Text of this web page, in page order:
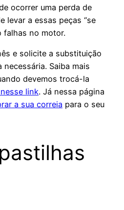
ocorrer uma perda de
levar a essas peças “se
falhas no motor.
e solicite a substituição
Saiba mais
devemos trocá-la
link. Já nessa página
a sua correia para o seu